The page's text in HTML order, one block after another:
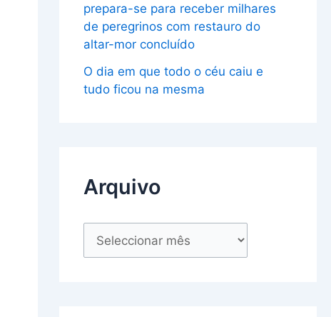
prepara-se para receber milhares
de peregrinos com restauro do
altar-mor concluído
O dia em que todo o céu caiu e
tudo ficou na mesma
Arquivo